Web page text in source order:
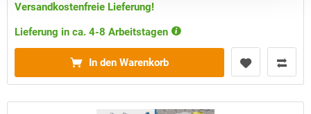
Versandkostenfreie Lieferung!
Lieferung in ca. 4-8 Arbeitstagen
In den Warenkorb